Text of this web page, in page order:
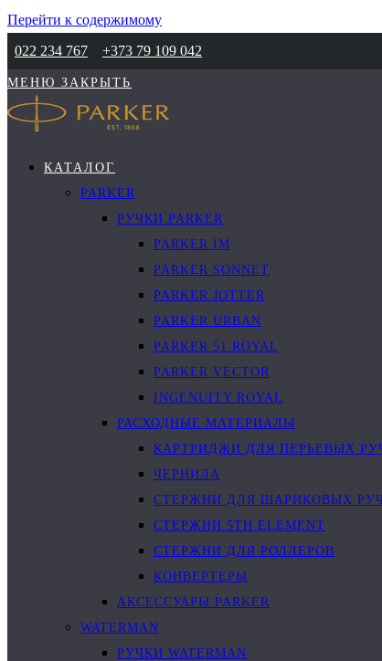
Перейти к содержимому
022 234 767
+373 79 109 042
МЕНЮ ЗАКРЫТЬ
КАТАЛОГ
PARKER
РУЧКИ PARKER
PARKER IM
PARKER SONNET
PARKER JOTTER
PARKER URBAN
PARKER 51 ROYAL
PARKER VECTOR
INGENUITY ROYAL
РАСХОДНЫЕ МАТЕРИАЛЫ
КАРТРИДЖИ ДЛЯ ПЕРЬЕВЫХ
ЧЕРНИЛА
СТЕРЖНИ ДЛЯ ШАРИКОВЫХ
СТЕРЖНИ 5TH ELEMENT
СТЕРЖНИ ДЛЯ РОЛЛЕРОВ
КОНВЕРТЕРЫ
АКСЕССУАРЫ PARKER
WATERMAN
РУЧКИ WATERMAN